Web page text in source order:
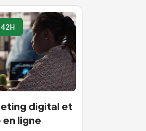
42H
digital et
ligne